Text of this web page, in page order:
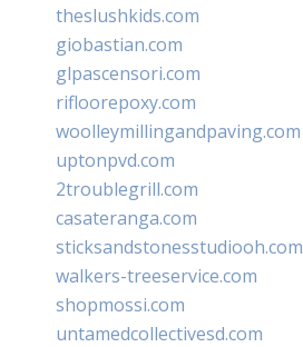
theslushkids.com
giobastian.com
glpascensori.com
rifloorepoxy.com
woolleymillingandpaving.com
uptonpvd.com
2troublegrill.com
casateranga.com
sticksandstonesstudiooh.com
walkers-treeservice.com
shopmossi.com
untamedcollectivesd.com